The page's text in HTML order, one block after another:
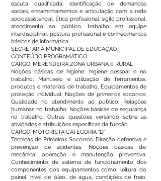
escuta qualificada, identificação de demandas
sociais, encaminhamentos e articulação com a rede
socioassistencial. Ética profissional, sigilo profissional,
atendimento ao público, trabalho em equipe
interdisciplinar, postura profissional e conhecimentos
básicos de informática.
SECRETARIA MUNICIPAL DE EDUCAÇÃO
CONTEÚDO PROGRAMÁTICO
CARGO: MERENDEIRA ZONA URBANA E RURAL
Noções básicas de higiene: higiene pessoal e no
trabalho; Manuseio e utilização de ferramentas,
produtos e materiais de trabalho; Equipamentos de
proteção individual; Noções de primeiros socorros;
Qualidade no atendimento ao público; Relações
humanas no trabalho; Noções básicas de segurança
no trabalho. Outras questões versando sobre as
atividades e atribuições específicas da função
CARGO: MOTORISTA CATEGORIA “D”
Técnicas de Primeiros Socorros. Direção defensiva e
prevenção de acidentes. Noções básicas de:
mecânica, operação e manutenção preventiva.
Conhecimento de sistema de funcionamento dos
componentes dos equipamentos como: leitura do
painel, nível de óleo, de água, condições de freio,